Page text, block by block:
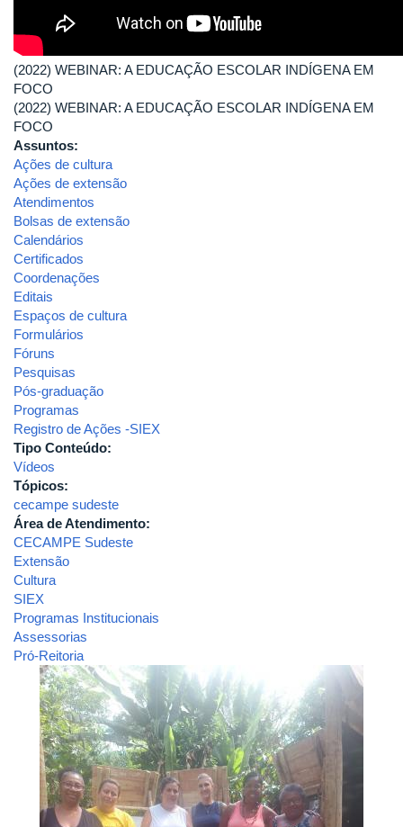
(2022) WEBINAR: A EDUCAÇÃO ESCOLAR INDÍGENA EM
FOCO
(2022) WEBINAR: A EDUCAÇÃO ESCOLAR INDÍGENA EM
FOCO
Assuntos:
Ações de cultura
Ações de extensão
Atendimentos
Bolsas de extensão
Calendários
Certificados
Coordenações
Editais
Espaços de cultura
Formulários
Fóruns
Pesquisas
Pós-graduação
Programas
Registro de Ações -SIEX
Tipo Conteúdo:
Vídeos
Tópicos:
cecampe sudeste
Área de Atendimento:
CECAMPE Sudeste
Extensão
Cultura
SIEX
Programas Institucionais
Assessorias
Pró-Reitoria